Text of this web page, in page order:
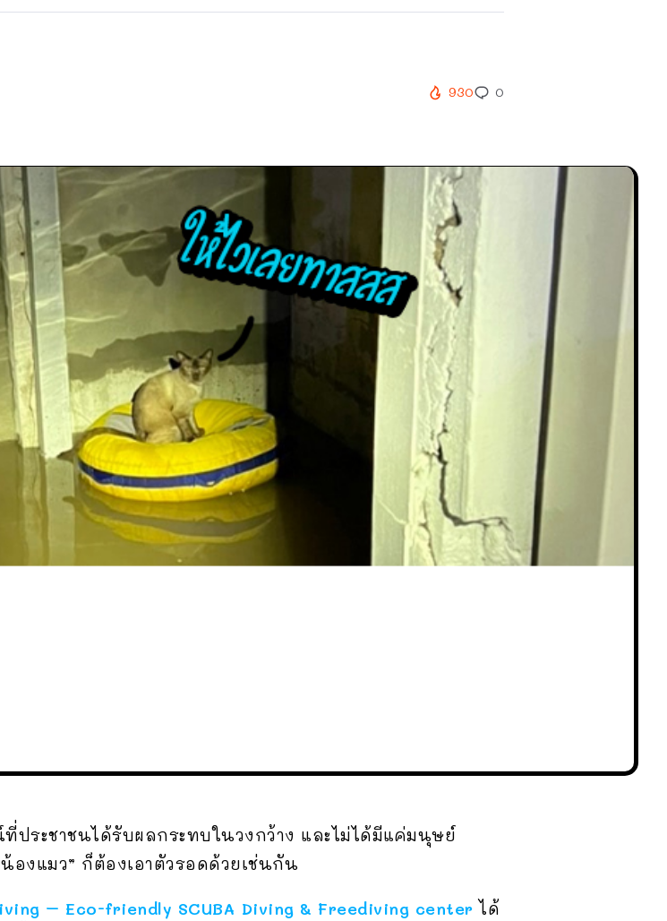
930 0
ประชาชนได้รับผลกระทบในวงกว้าง และไม่ได้มีแค่มนุษย์
องแมว” ก็ต้องเอาตัวรอดด้วยเช่นกัน
– Eco-friendly SCUBA Diving & Freediving center ได้